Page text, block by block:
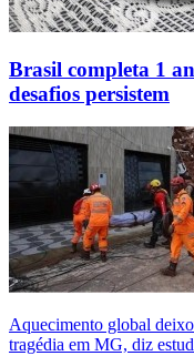
Brasil completa 1
desafios persistem
Aquecimento global
tragédia em MG, diz